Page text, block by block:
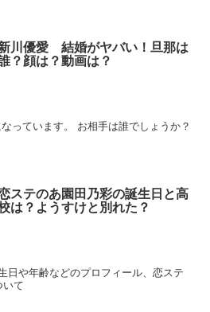
川優愛 結婚がヤバい！旦那は
？顔は？動画は？
っています。 お相手は誰でしょうか？
ステのあ園田乃彩の誕生日と高
は？ようすけと別れた？
日や年齢などのプロフィール、恋ステ
いて